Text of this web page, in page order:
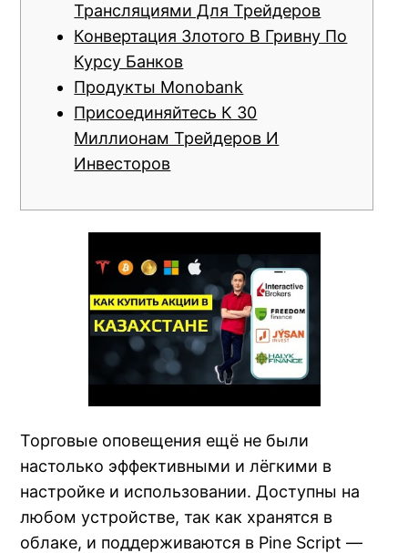
Трансляциями Для Трейдеров
Конвертация Злотого В Гривну По
Курсу Банков
Продукты Monobank
Присоединяйтесь К 30
Миллионам Трейдеров И
Инвесторов
Торговые оповещения ещё не были
настолько эффективными и лёгкими в
настройке и использовании. Доступны на
любом устройстве, так как хранятся в
облаке, и поддерживаются в Pine Script —